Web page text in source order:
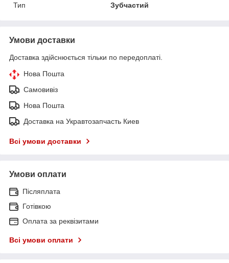
Тип
Зубчастий
Умови доставки
Доставка здійснюється тільки по передоплаті.
Нова Пошта
Самовивіз
Нова Пошта
Доставка на Укравтозапчасть Киев
Всі умови доставки
Умови оплати
Післяплата
Готівкою
Оплата за реквізитами
Всі умови оплати